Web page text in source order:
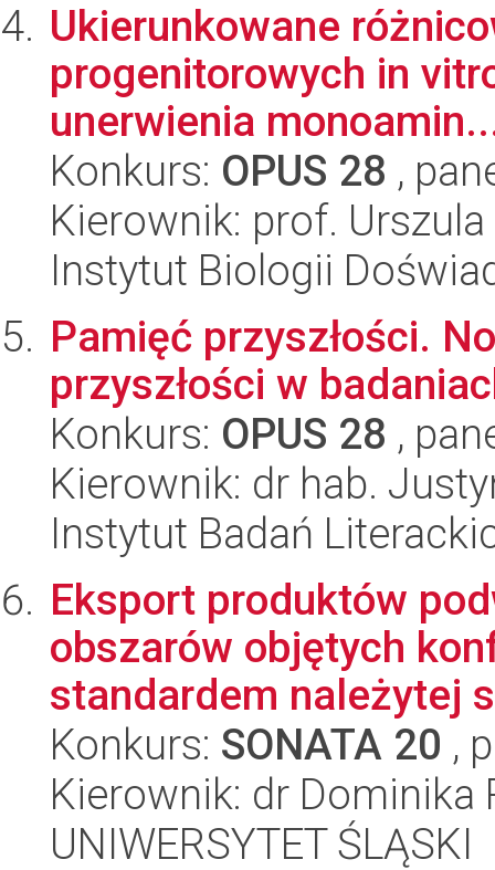
Ukierunkowane
progenitorowych in
unerwienia
Konkurs: OPUS 28 ,
Kierownik: prof. Urszula
Instytut Biologii
Pamięć przyszłości.
przyszłości w
Konkurs: OPUS 28 ,
Kierownik: dr hab.
Instytut Badań
Eksport produktów
obszarów objętych
standardem należytej
Konkurs: SONATA 20 ,
Kierownik: dr Dominika
UNIWERSYTET ŚLĄSKI